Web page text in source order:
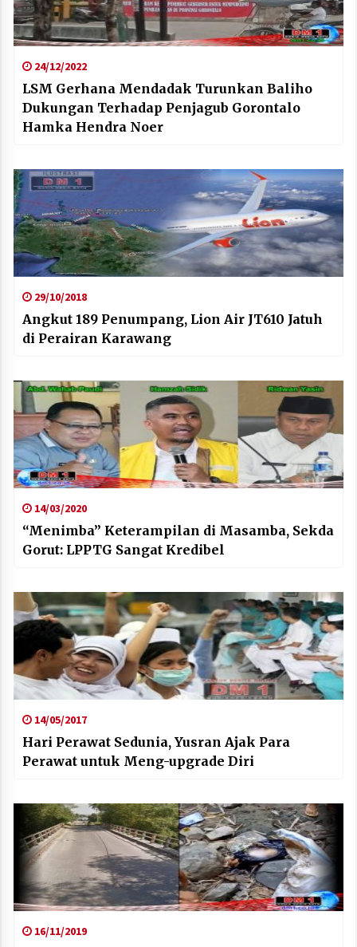
24/12/2022
LSM Gerhana Mendadak Turunkan Baliho
Dukungan Terhadap Penjagub Gorontalo
Hamka Hendra Noer
29/10/2018
Angkut 189 Penumpang, Lion Air JT610 Jatuh
di Perairan Karawang
14/03/2020
“Menimba” Keterampilan di Masamba, Sekda
Gorut: LPPTG Sangat Kredibel
14/05/2017
Hari Perawat Sedunia, Yusran Ajak Para
Perawat untuk Meng-upgrade Diri
16/11/2019